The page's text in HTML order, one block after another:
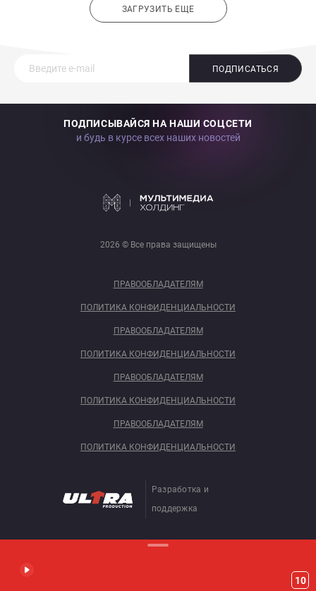
ЗАГРУЗИТЬ ЕЩЕ
ПОДПИСАТЬСЯ
ПОДПИСЫВАЙСЯ НА НАШИ СОЦСЕТИ
и будь в курсе всех наших новостей
2026 © Все права защищены
ПРАВООБЛАДАТЕЛЯМ
ПОЛИТИКА КОНФИДЕНЦИАЛЬНОСТИ
ПРАВООБЛАДАТЕЛЯМ
ПОЛИТИКА КОНФИДЕНЦИАЛЬНОСТИ
ПРАВООБЛАДАТЕЛЯМ
ПОЛИТИКА КОНФИДЕНЦИАЛЬНОСТИ
ПРАВООБЛАДАТЕЛЯМ
ПОЛИТИКА КОНФИДЕНЦИАЛЬНОСТИ
Разработка и
поддержка
10